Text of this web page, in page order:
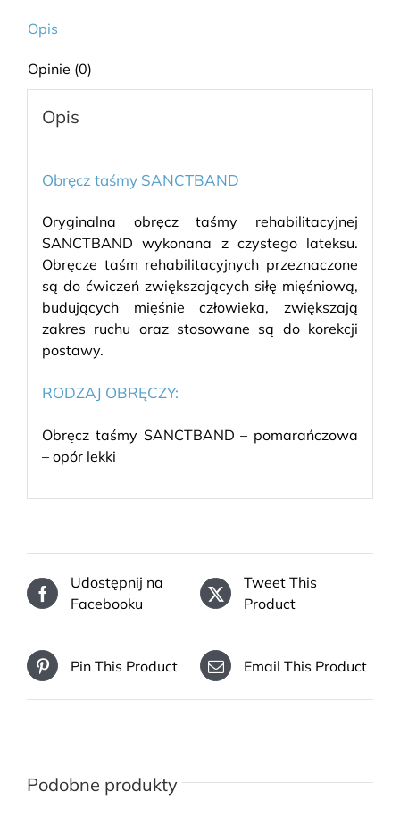
Opis
Opinie (0)
Opis
Obręcz taśmy SANCTBAND
Oryginalna obręcz taśmy rehabilitacyjnej
SANCTBAND wykonana z czystego lateksu.
Obręcze taśm rehabilitacyjnych przeznaczone
są do ćwiczeń zwiększających siłę mięśniową,
budujących mięśnie człowieka, zwiększają
zakres ruchu oraz stosowane są do korekcji
postawy.
RODZAJ OBRĘCZY:
Obręcz taśmy SANCTBAND – pomarańczowa
– opór lekki
Udostępnij na
Facebooku
Tweet This
Product
Pin This Product Email This Product
Podobne produkty